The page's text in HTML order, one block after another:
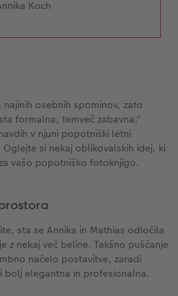
Koch
osebnih spominov, zato
formalna, temveč zabavna,"
v njuni popotniški letni
si nekaj oblikovalskih idej, ki
vašo popotniško fotoknjigo.
sta se Annika in Mathias odločila
z nekaj več beline. Takšno puščanje
načelo postavitve, zaradi
bolj elegantna in profesionalna.